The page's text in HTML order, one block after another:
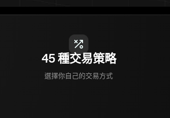
45 種交易策略
選擇你自己的交易方式